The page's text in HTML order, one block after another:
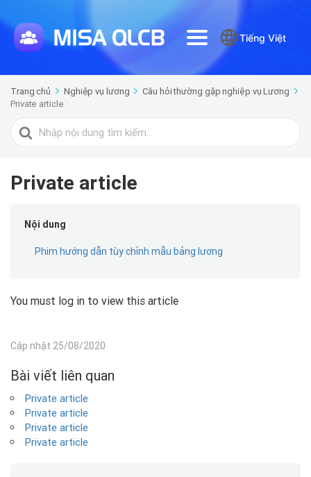
Tiếng Việt
Trang chủ Nghiệp vụ lương
Câu hỏi thường gặp nghiệp vụ Lương
Private article
Tìm
kiếm
Private article
Nội dung
Phim hướng dẫn tùy chỉnh mẫu bảng lương
You must log in to view this article
Cập nhật 25/08/2020
Bài viết liên quan
Private article
Private article
Private article
Private article